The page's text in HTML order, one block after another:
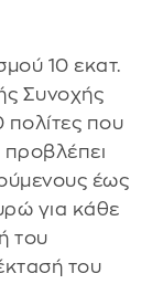
10 εκατ.
Συνοχής
πολίτες που
έως
για κάθε
του
του